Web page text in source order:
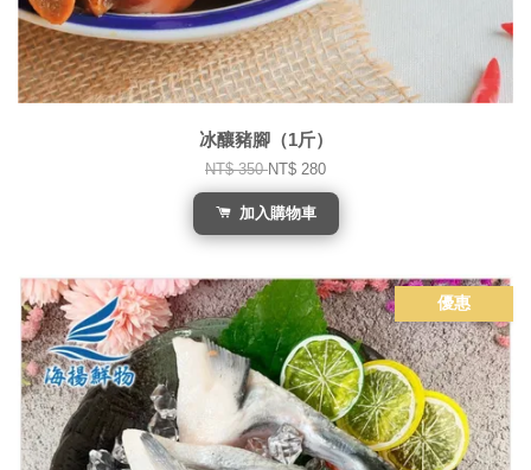
冰釀豬腳（1斤）
NT$ 350NT$ 280
加入購物車
優惠